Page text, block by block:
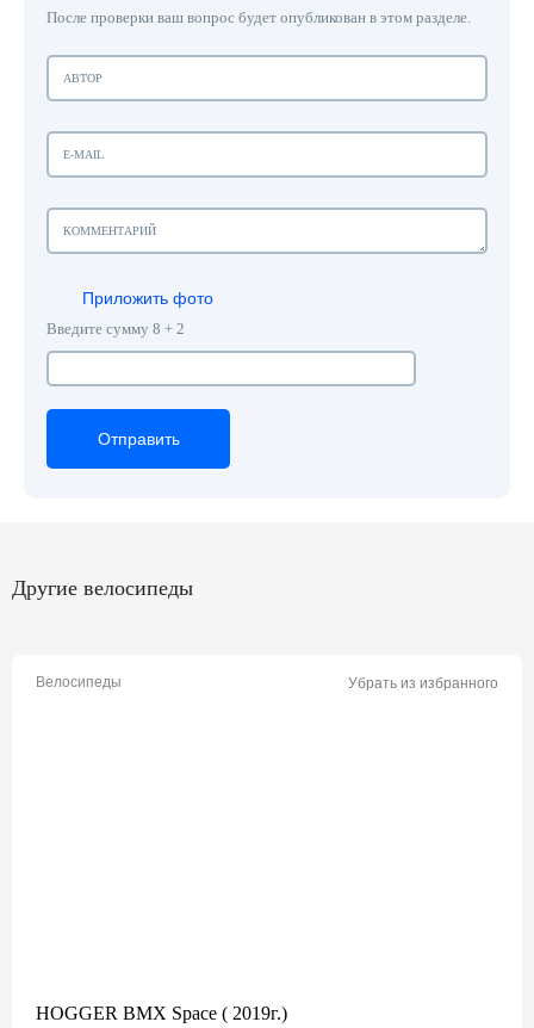
После проверки ваш вопрос будет опубликован в этом разделе.
Приложить фото
Введите сумму 8 + 2
Отправить
Отправить
Отправить
Другие велосипеды
Велосипеды Убрать из избранного
HOGGER BMX Space ( 2019г.)